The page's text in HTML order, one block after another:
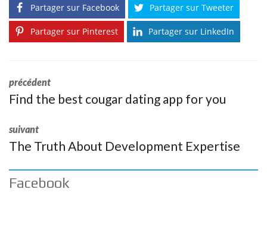
Partager sur Facebook Partager sur Tweeter
Partager sur Pinterest Partager sur LinkedIn
précédent
Find the best cougar dating app for you
suivant
The Truth About Development Expertise
Facebook